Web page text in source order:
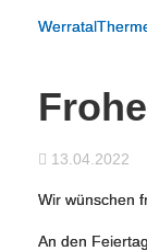
13.04.2022
Wir wünschen
An den